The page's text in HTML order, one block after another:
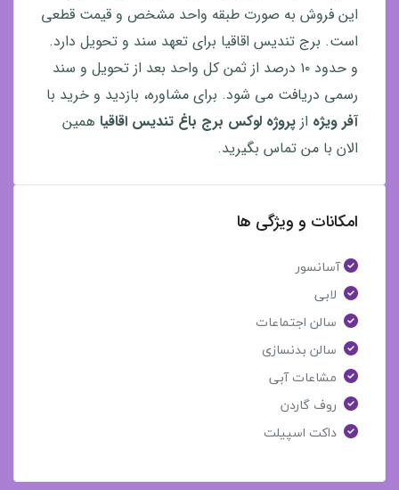
این فروش به صورت طبقه واحد مشخص و قیمت قطعی
است. برج تندیس اقاقیا برای تعهد سند و تحویل دارد.
و حدود ۱۰ درصد از ثمن کل واحد بعد از تحویل و سند
رسمی دریافت می شود. برای مشاوره، بازدید و خرید با
آفر ویژه از پروژه لوکس برج باغ تندیس اقاقیا همین
الان با من تماس بگیرید.
امکانات و ویژگی ها
آسانسور
لابی
سالن اجتماعات
سالن بدنسازی
مشاعات آبی
روف گاردن
داکت اسپیلت